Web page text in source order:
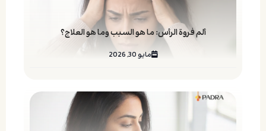
ألم فروة الرأس: ما هو السبب وما هو العلاج؟
مايو 30, 2026